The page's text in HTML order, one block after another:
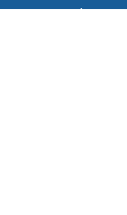
Năm hàng tuần